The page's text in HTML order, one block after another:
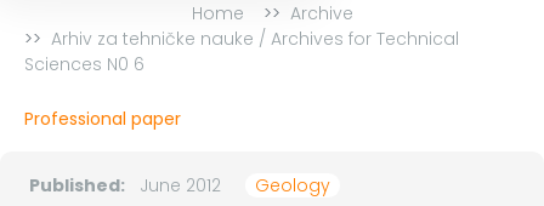
Home
Archive
Arhiv za tehničke nauke / Archives for Technical
Sciences N0 6
Professional paper
Published: June 2012
Geology